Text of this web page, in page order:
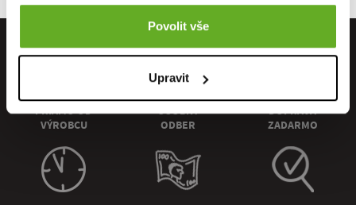
Povolit vše
Upravit
PRIAMO OD
VÝROBCU
OSOBNÝ
ODBER
DOPRAVA
ZADARMO